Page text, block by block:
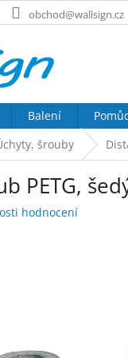
obchod@wallsign.cz
Balení
šrouby
PETG,
hodnocení